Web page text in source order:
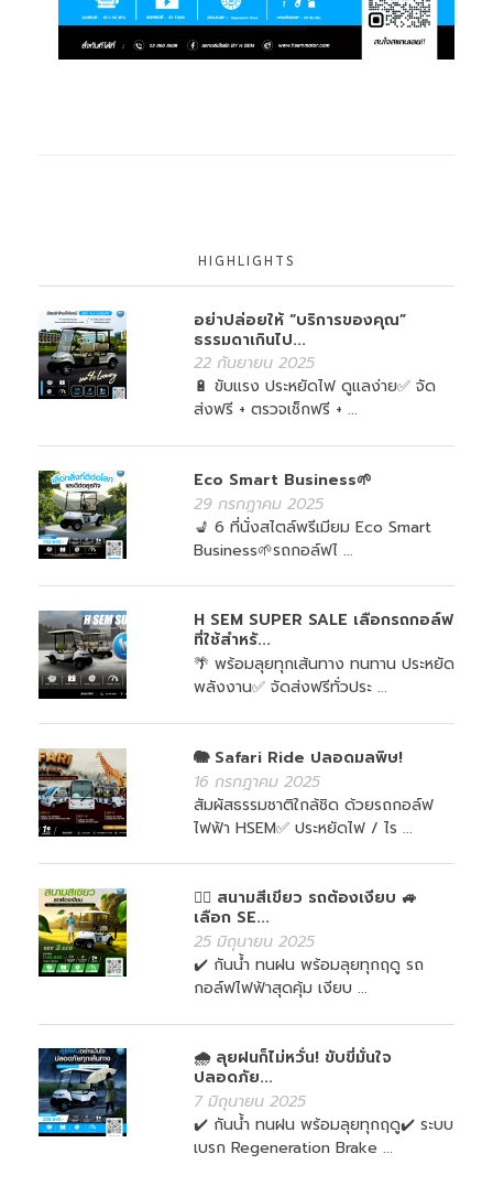
HIGHLIGHTS
อย่าปล่อยให้ “บริการของคุณ”
ธรรมดาเกินไป...
22 กันยายน 2025
🔋 ขับแรง ประหยัดไฟ ดูแลง่าย✅ จัด
ส่งฟรี + ตรวจเช็กฟรี + ...
Eco Smart Business🌱
29 กรกฎาคม 2025
💺 6 ที่นั่งสไตล์พรีเมียม Eco Smart
Business🌱รถกอล์ฟไ ...
H SEM SUPER SALE เลือกรถกอล์ฟ
ที่ใช้สำหรั...
🌴 พร้อมลุยทุกเส้นทาง ทนทาน ประหยัด
พลังงาน✅ จัดส่งฟรีทั่วประ ...
🐘 Safari Ride ปลอดมลพิษ!
16 กรกฎาคม 2025
สัมผัสธรรมชาติใกล้ชิด ด้วยรถกอล์ฟ
ไฟฟ้า HSEM✅ ประหยัดไฟ / ไร ...
🏌️‍♀️ สนามสีเขียว รถต้องเงียบ 🚙
เลือก SE...
25 มิถุนายน 2025
✔️ กันน้ำ ทนฝน พร้อมลุยทุกฤดู รถ
กอล์ฟไฟฟ้าสุดคุ้ม เงียบ ...
🌧️ ลุยฝนก็ไม่หวั่น! ขับขี่มั่นใจ
ปลอดภัย...
7 มิถุนายน 2025
✔️ กันน้ำ ทนฝน พร้อมลุยทุกฤดู✔️ ระบบ
เบรก Regeneration Brake ...